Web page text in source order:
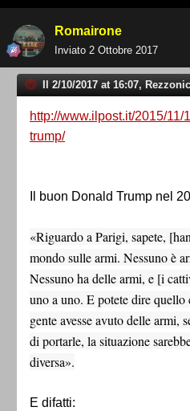
Romairone
Inviato 2 Ottobre 2017
Il 2/10/2017 at 16:07,
http://www.ilpost.it/2015/
trump/
Il buon Donald Trump nel
«Riguardo a Parigi, sapete,
mondo sulle armi. Nessuno è
Nessuno ha delle armi, e [i
uno a uno. E potete dire quello
gente avesse avuto delle armi,
di portarle, la situazione
diversa».
E difatti: